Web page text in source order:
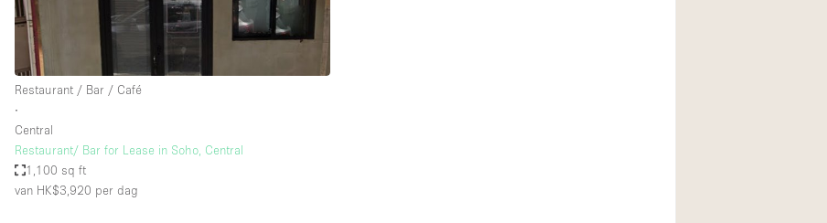
Restaurant / Bar / Café
∙
Central
Restaurant/ Bar for Lease in Soho, Central
1,100 sq ft
van HK$3,920 per dag